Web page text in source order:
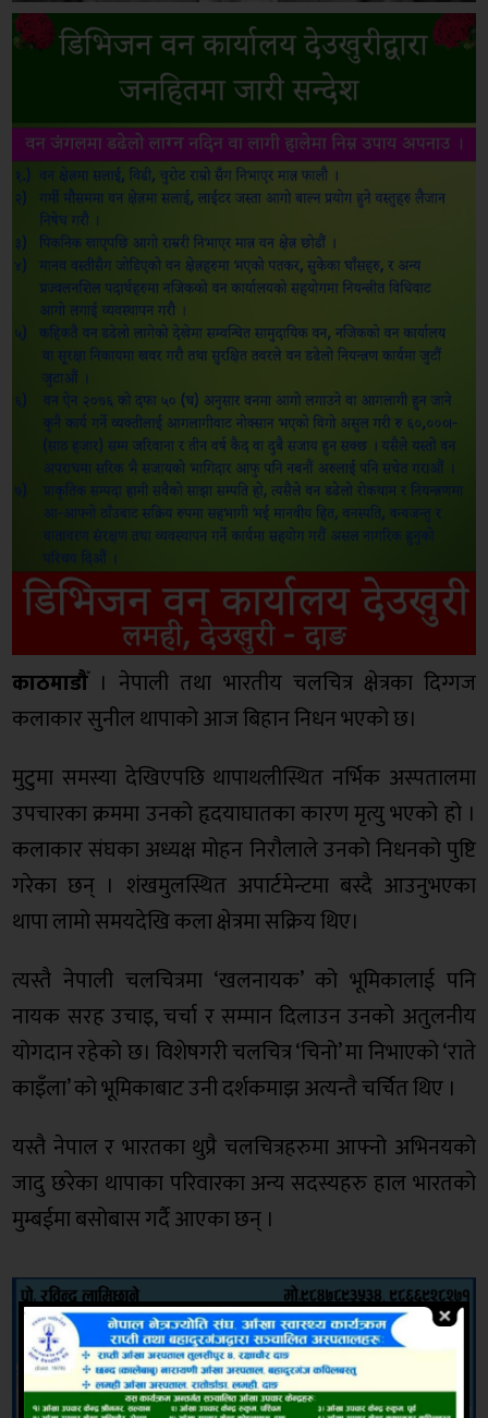
काठमाडौँ। नेपाली तथा भारतीय चलचित्र क्षेत्रका दिग्गज
कलाकार सुनील थापाको आज बिहान निधन भएको छ।
मुटुमा समस्या देखिएपछि थापाथलीस्थित नर्भिक अस्पतालमा
उपचारका क्रममा उनको हृदयाघातका कारण मृत्यु भएको हो ।
कलाकार संघका अध्यक्ष मोहन निरौलाले उनको निधनको पुष्टि
गरेका छन् । शंखमुलस्थित अपार्टमेन्टमा बस्दै आउनुभएका
थापा लामो समयदेखि कला क्षेत्रमा सक्रिय थिए।
त्यस्तै नेपाली चलचित्रमा ‘खलनायक’ को भूमिकालाई पनि
नायक सरह उचाइ, चर्चा र सम्मान दिलाउन उनको अतुलनीय
योगदान रहेको छ। विशेषगरी चलचित्र ‘चिनो’ मा निभाएको ‘राते
काइँला’ को भूमिकाबाट उनी दर्शकमाझ अत्यन्तै चर्चित थिए ।
यस्तै नेपाल र भारतका थुप्रै चलचित्रहरुमा आफ्नो अभिनयको
जादु छरेका थापाका परिवारका अन्य सदस्यहरु हाल भारतको
मुम्बईमा बसोबास गर्दै आएका छन् ।